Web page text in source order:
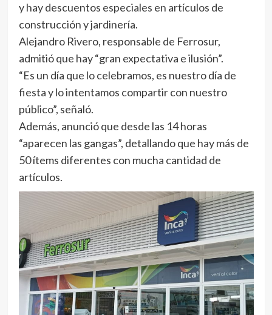
y hay descuentos especiales en artículos de
construcción y jardinería.
Alejandro Rivero, responsable de Ferrosur,
admitió que hay “gran expectativa e ilusión”.
“Es un día que lo celebramos, es nuestro día de
fiesta y lo intentamos compartir con nuestro
público”, señaló.
Además, anunció que desde las 14 horas
“aparecen las gangas”, detallando que hay más de
50 ítems diferentes con mucha cantidad de
artículos.